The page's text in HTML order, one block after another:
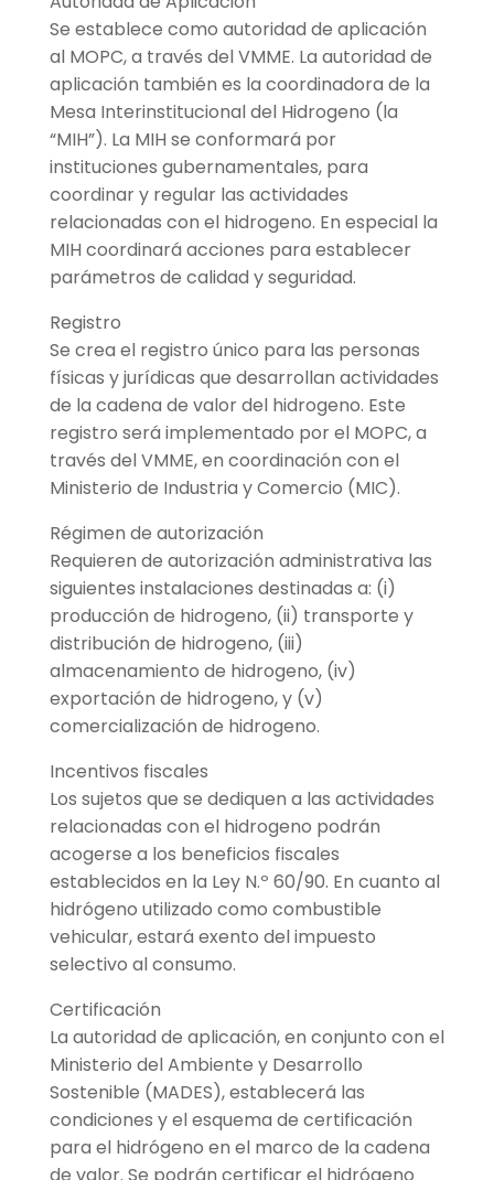
Se establece como autoridad de aplicación
al MOPC, a través del VMME. La autoridad de
aplicación también es la coordinadora de la
Mesa Interinstitucional del Hidrogeno (la
“MIH”). La MIH se conformará por
instituciones gubernamentales, para
coordinar y regular las actividades
relacionadas con el hidrogeno. En especial la
MIH coordinará acciones para establecer
parámetros de calidad y seguridad.
Registro
Se crea el registro único para las personas
físicas y jurídicas que desarrollan actividades
de la cadena de valor del hidrogeno. Este
registro será implementado por el MOPC, a
través del VMME, en coordinación con el
Ministerio de Industria y Comercio (MIC).
Régimen de autorización
Requieren de autorización administrativa las
siguientes instalaciones destinadas a: (i)
producción de hidrogeno, (ii) transporte y
distribución de hidrogeno, (iii)
almacenamiento de hidrogeno, (iv)
exportación de hidrogeno, y (v)
comercialización de hidrogeno.
Incentivos fiscales
Los sujetos que se dediquen a las actividades
relacionadas con el hidrogeno podrán
acogerse a los beneficios fiscales
establecidos en la Ley N.º 60/90. En cuanto al
hidrógeno utilizado como combustible
vehicular, estará exento del impuesto
selectivo al consumo.
Certificación
La autoridad de aplicación, en conjunto con el
Ministerio del Ambiente y Desarrollo
Sostenible (MADES), establecerá las
condiciones y el esquema de certificación
para el hidrógeno en el marco de la cadena